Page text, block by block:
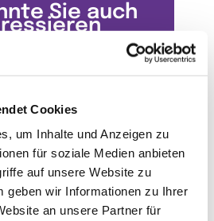
Cookies
um Inhalte und Anzeigen zu
für soziale Medien anbieten
auf unsere Website zu
geben wir Informationen zu Ihrer
an unsere Partner für
Sie auch